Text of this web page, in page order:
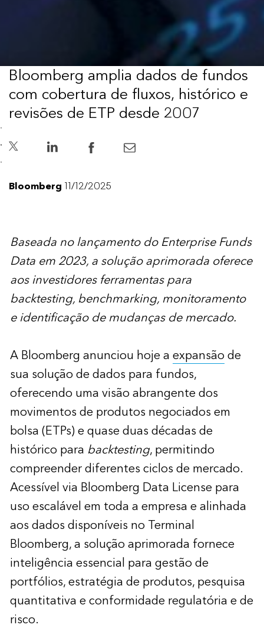
Bloomberg amplia dados de fundos
com cobertura de fluxos, histórico e
revisões de ETP desde 2007
Bloomberg 11/12/2025
Baseada no lançamento do Enterprise Funds
Data em 2023, a solução aprimorada oferece
aos investidores ferramentas para
backtesting, benchmarking, monitoramento
e identificação de mudanças de mercado.
A Bloomberg anunciou hoje a expansão de
sua solução de dados para fundos,
oferecendo uma visão abrangente dos
movimentos de produtos negociados em
bolsa (ETPs) e quase duas décadas de
histórico para backtesting, permitindo
compreender diferentes ciclos de mercado.
Acessível via Bloomberg Data License para
uso escalável em toda a empresa e alinhada
aos dados disponíveis no Terminal
Bloomberg, a solução aprimorada fornece
inteligência essencial para gestão de
portfólios, estratégia de produtos, pesquisa
quantitativa e conformidade regulatória e de
risco.